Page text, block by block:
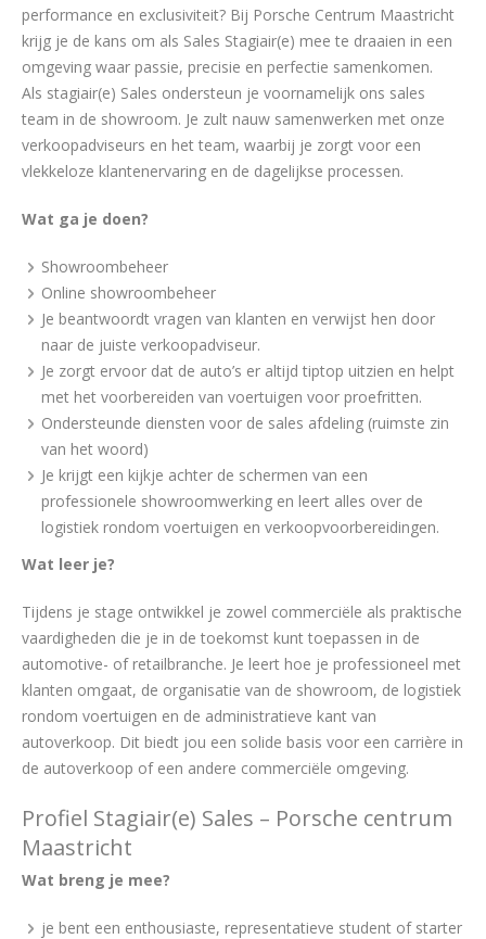
performance en exclusiviteit? Bij Porsche Centrum Maastricht
krijg je de kans om als Sales Stagiair(e) mee te draaien in een
omgeving waar passie, precisie en perfectie samenkomen.
Als stagiair(e) Sales ondersteun je voornamelijk ons sales
team in de showroom. Je zult nauw samenwerken met onze
verkoopadviseurs en het team, waarbij je zorgt voor een
vlekkeloze klantenervaring en de dagelijkse processen.
Wat ga je doen?
Showroombeheer
Online showroombeheer
Je beantwoordt vragen van klanten en verwijst hen door
naar de juiste verkoopadviseur.
Je zorgt ervoor dat de auto’s er altijd tiptop uitzien en helpt
met het voorbereiden van voertuigen voor proefritten.
Ondersteunde diensten voor de sales afdeling (ruimste zin
van het woord)
Je krijgt een kijkje achter de schermen van een
professionele showroomwerking en leert alles over de
logistiek rondom voertuigen en verkoopvoorbereidingen.
Wat leer je?
Tijdens je stage ontwikkel je zowel commerciële als praktische
vaardigheden die je in de toekomst kunt toepassen in de
automotive- of retailbranche. Je leert hoe je professioneel met
klanten omgaat, de organisatie van de showroom, de logistiek
rondom voertuigen en de administratieve kant van
autoverkoop. Dit biedt jou een solide basis voor een carrière in
de autoverkoop of een andere commerciële omgeving.
Profiel Stagiair(e) Sales – Porsche centrum
Maastricht
Wat breng je mee?
je bent een enthousiaste, representatieve student of starter